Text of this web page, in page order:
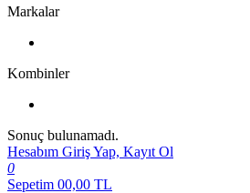
Markalar
Kombinler
Sonuç bulunamadı.
Hesabım Giriş Yap, Kayıt Ol
0
Sepetim 00,00 TL